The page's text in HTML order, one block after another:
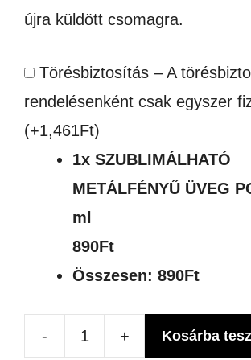
újra küldött csomagra.
Törésbiztosítás – A
rendelésenként csak egyszer
(+1,461Ft)
1x SZUBLIMÁLHATÓ
METÁLFÉNYŰ ÜVEG
ml
890Ft
Összesen: 890Ft
- + Kosárba